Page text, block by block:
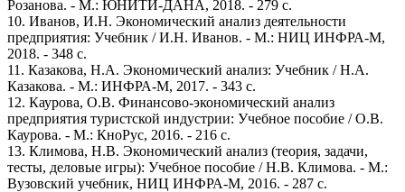
Розанова. - М.: ЮНИТИ-ДАНА, 2018. - 279 c.
10. Иванов, И.Н. Экономический анализ деятельности
предприятия: Учебник / И.Н. Иванов. - М.: НИЦ ИНФРА-М,
2018. - 348 c.
11. Казакова, Н.А. Экономический анализ: Учебник / Н.А.
Казакова. - М.: ИНФРА-М, 2017. - 343 c.
12. Каурова, О.В. Финансово-экономический анализ
предприятия туристской индустрии: Учебное пособие / О.В.
Каурова. - М.: КноРус, 2016. - 216 c.
13. Климова, Н.В. Экономический анализ (теория, задачи,
тесты, деловые игры): Учебное пособие / Н.В. Климова. - М.:
Вузовский учебник, НИЦ ИНФРА-М, 2016. - 287 c.